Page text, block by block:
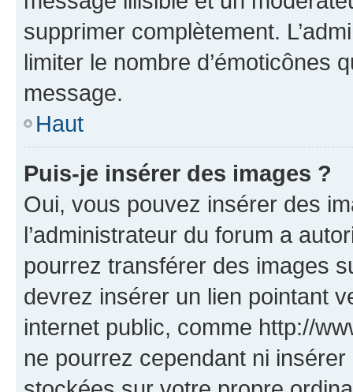
supprimer complètement.
limiter le nombre d’émoticônes
message.
Haut
Puis-je insérer des images ?
Oui, vous pouvez insérer des
l’administrateur du forum a
pourrez transférer des images
devrez insérer un lien pointant
internet public, comme http://
ne pourrez cependant ni